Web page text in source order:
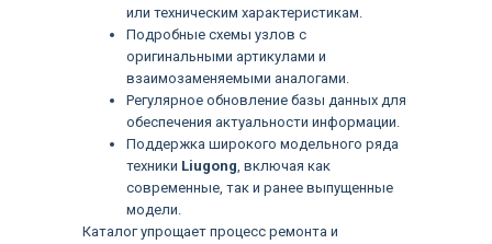
или техническим характеристикам.
Подробные схемы узлов с
оригинальными артикулами и
взаимозаменяемыми аналогами.
Регулярное обновление базы данных для
обеспечения актуальности информации.
Поддержка широкого модельного ряда
техники Liugong, включая как
современные, так и ранее выпущенные
модели.
Каталог упрощает процесс ремонта и
Языки